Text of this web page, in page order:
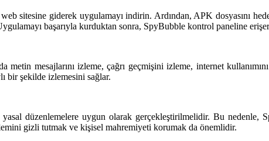
sitesine giderek uygulamayı indirin. Ardından, APK dosyasını
başarıyla kurduktan sonra, SpyBubble kontrol paneline
mesajlarını izleme, çağrı geçmişini izleme, internet
bir şekilde izlemesini sağlar.
düzenlemelere uygun olarak gerçekleştirilmelidir. Bu nedenle,
gizli tutmak ve kişisel mahremiyeti korumak da önemlidir.